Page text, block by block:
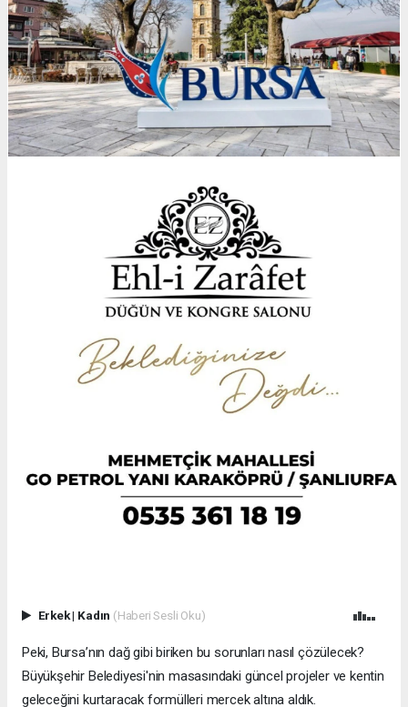
Erkek| Kadın (Haberi Sesli Oku)
Peki, Bursa’nın dağ gibi biriken bu sorunları nasıl çözülecek?
Büyükşehir Belediyesi'nin masasındaki güncel projeler ve kentin
geleceğini kurtaracak formülleri mercek altına aldık.